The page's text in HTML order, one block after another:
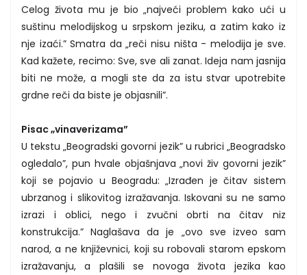
Celog života mu je bio „najveći problem kako ući u
suštinu melodijskog u srpskom jeziku, a zatim kako iz
nje izaći.” Smatra da „reči nisu ništa - melodija je sve.
Kad kažete, recimo: Sve, sve ali zanat. Ideja nam jasnija
biti ne može, a mogli ste da za istu stvar upotrebite
grdne reči da biste je objasnili”.
Pisac „vinaverizama”
U tekstu „Beogradski govorni jezik” u rubrici „Beogradsko
ogledalo”, pun hvale objašnjava „novi živ govorni jezik”
koji se pojavio u Beogradu: „Izrađen je čitav sistem
ubrzanog i slikovitog izražavanja. Iskovani su ne samo
izrazi i oblici, nego i zvučni obrti na čitav niz
konstrukcija.” Naglašava da je „ovo sve izveo sam
narod, a ne književnici, koji su robovali starom epskom
izražavanju, a plašili se novoga života jezika kao